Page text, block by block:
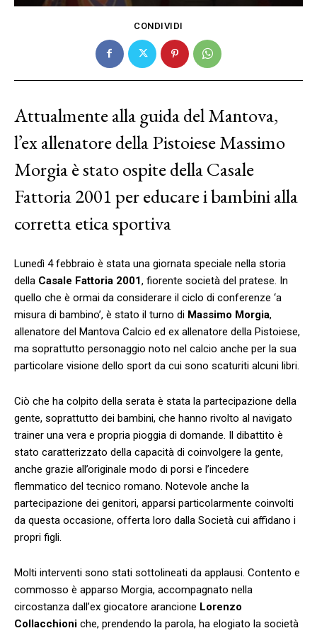
CONDIVIDI
Attualmente alla guida del Mantova,
l’ex allenatore della Pistoiese Massimo
Morgia è stato ospite della Casale
Fattoria 2001 per educare i bambini alla
corretta etica sportiva
Lunedì 4 febbraio è stata una giornata speciale nella storia
della Casale Fattoria 2001, fiorente società del pratese. In
quello che è ormai da considerare il ciclo di conferenze ‘a
misura di bambino’, è stato il turno di Massimo Morgia,
allenatore del Mantova Calcio ed ex allenatore della Pistoiese,
ma soprattutto personaggio noto nel calcio anche per la sua
particolare visione dello sport da cui sono scaturiti alcuni libri.
Ciò che ha colpito della serata è stata la partecipazione della
gente, soprattutto dei bambini, che hanno rivolto al navigato
trainer una vera e propria pioggia di domande. Il dibattito è
stato caratterizzato della capacità di coinvolgere la gente,
anche grazie all’originale modo di porsi e l’incedere
flemmatico del tecnico romano. Notevole anche la
partecipazione dei genitori, apparsi particolarmente coinvolti
da questa occasione, offerta loro dalla Società cui affidano i
propri figli.
Molti interventi sono stati sottolineati da applausi. Contento e
commosso è apparso Morgia, accompagnato nella
circostanza dall’ex giocatore arancione Lorenzo
Collacchioni che, prendendo la parola, ha elogiato la società